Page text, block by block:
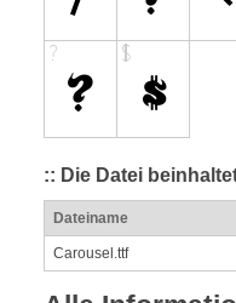
:: Die Datei
Dateiname
Carousel.ttf